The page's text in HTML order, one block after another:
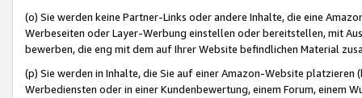
(o) Sie werden keine Partner-Links oder andere Inhalte, die eine
Werbeseiten oder Layer-Werbung einstellen oder bereitstellen, mit
bewerben, die eng mit dem auf Ihrer Website befindlichen Material
(p) Sie werden in Inhalte, die Sie auf einer Amazon-Website
Werbediensten oder in einer Kundenbewertung, einem Forum, einem